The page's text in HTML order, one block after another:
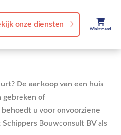
Winkelmand
onze diensten
De aankoop van een huis
gebreken of
u voor onvoorziene
Bouwconsult BV als